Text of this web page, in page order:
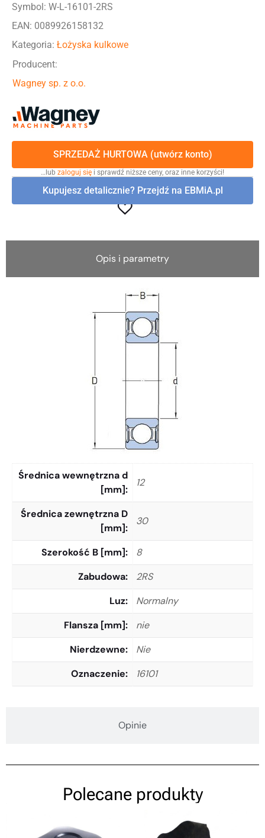
Symbol: W-L-16101-2RS
EAN: 0089926158132
Kategoria: Łożyska kulkowe
Producent:
Wagney sp. z o.o.
SPRZEDAŻ HURTOWA (utwórz konto)
…lub zaloguj się i sprawdź niższe ceny, oraz inne korzyści!
Kupujesz detalicznie? Przejdź na EBMiA.pl
Opis i parametry
Opinie
Średnica wewnętrzna d
[mm]
12
Średnica zewnętrzna D
[mm]
30
Szerokość B [mm]
8
Zabudowa
2RS
Luz
Normalny
Flansza [mm]
nie
Nierdzewne
Nie
Oznaczenie
16101
Polecane produkty